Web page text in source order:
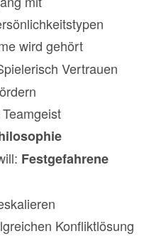
wird gehört
Vertrauen
Festgefahrene
Konfliktlösung